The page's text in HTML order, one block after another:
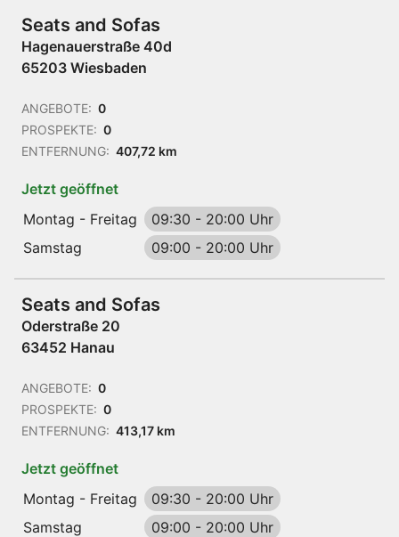
Seats and Sofas
Hagenauerstraße 40d
65203 Wiesbaden
ANGEBOTE: 0
PROSPEKTE: 0
ENTFERNUNG: 407,72 km
Jetzt geöffnet
Montag - Freitag
09:30 - 20:00 Uhr
Samstag
09:00 - 20:00 Uhr
Seats and Sofas
Oderstraße 20
63452 Hanau
ANGEBOTE: 0
PROSPEKTE: 0
ENTFERNUNG: 413,17 km
Jetzt geöffnet
Montag - Freitag
09:30 - 20:00 Uhr
Samstag
09:00 - 20:00 Uhr